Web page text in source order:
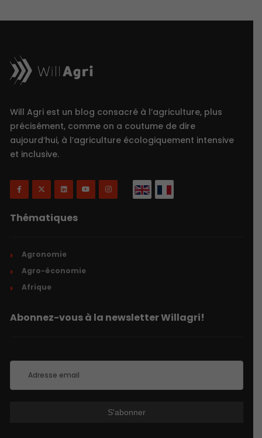
Will Agri est un blog consacré à l’agriculture, plus
précisément, comme on a coutume de dire
aujourd’hui, à l’agriculture écologiquement intensive
et inclusive.
Thématiques
Agronomie
Agro-économie
Afrique
Abonnez-vous à la newsletter Willagri!